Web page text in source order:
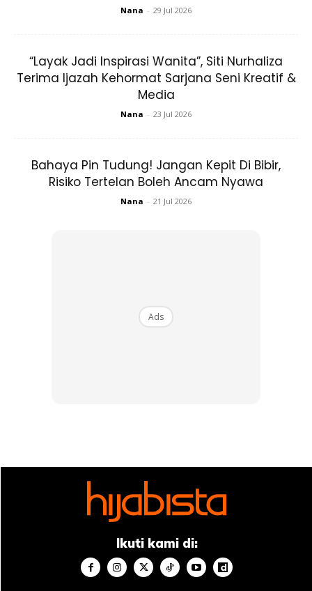
Nana - 29 Jul 2026
“Layak Jadi Inspirasi Wanita”, Siti Nurhaliza
Terima Ijazah Kehormat Sarjana Seni Kreatif &
Media
Nana - 23 Jul 2026
Bahaya Pin Tudung! Jangan Kepit Di Bibir,
Risiko Tertelan Boleh Ancam Nyawa
Nana - 21 Jul 2026
Ads
Ikuti kami di: